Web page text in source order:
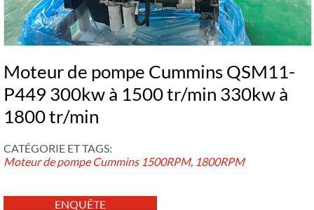
Moteur de pompe Cummins QSM11-
P449 300kw à 1500 tr/min 330kw à
1800 tr/min
CATÉGORIE ET ​​TAGS:
Moteur de pompe Cummins 1500RPM, 1800RPM
ENQUÊTE